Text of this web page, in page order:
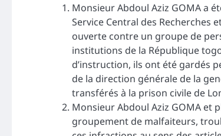
Monsieur Abdoul Aziz GOMA a
Service Central des Recherches
ouverte contre un groupe de
institutions de la République
d’instruction, ils ont été gardés
de la direction générale de la
transférés à la prison civile de
Monsieur Abdoul Aziz GOMA et
groupement de malfaiteurs,